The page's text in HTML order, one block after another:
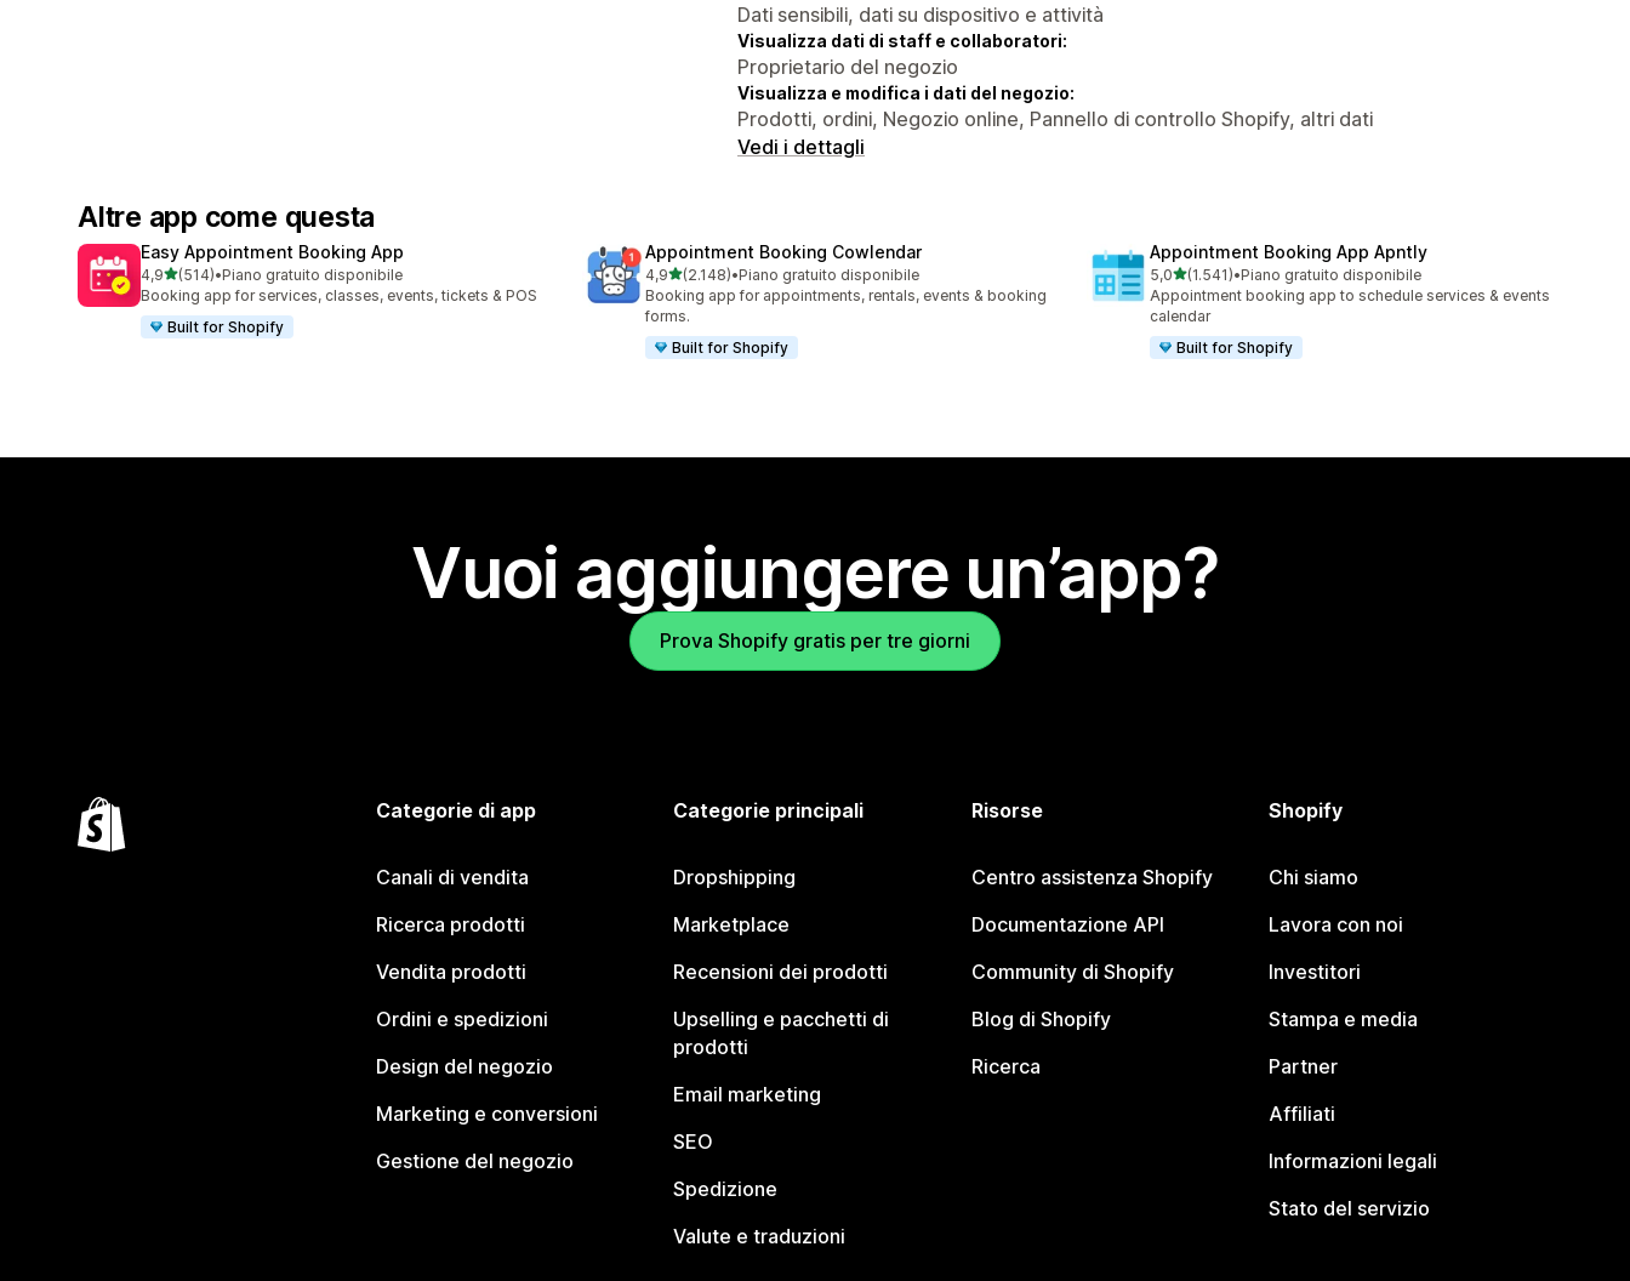
Dati sensibili, dati su dispositivo e attività
Visualizza dati di staff e collaboratori:
Proprietario del negozio
Visualizza e modifica i dati del negozio:
Prodotti, ordini, Negozio online, Pannello di controllo Shopify, altri dati
Vedi i dettagli
Altre app come questa
Easy Appointment Booking App
4,9stelle su 5
(514)
514 recensioni totali
•Piano gratuito disponibile
Booking app for services, classes, events, tickets & POS
Built for Shopify
Appointment Booking Cowlendar
4,9stelle su 5
(2.148)
2148 recensioni totali
•Piano gratuito disponibile
Booking app for appointments, rentals, events & booking
forms.
Built for Shopify
Appointment Booking App Apntly
5,0stelle su 5
(1.541)
1541 recensioni totali
•Piano gratuito disponibile
Appointment booking app to schedule services & events
calendar
Built for Shopify
Vuoi aggiungere un’app?
Prova Shopify gratis per tre giorni
Categorie di app
Canali di vendita
Ricerca prodotti
Vendita prodotti
Ordini e spedizioni
Design del negozio
Marketing e conversioni
Gestione del negozio
Categorie principali
Dropshipping
Marketplace
Recensioni dei prodotti
Upselling e pacchetti di
prodotti
Email marketing
SEO
Spedizione
Valute e traduzioni
Risorse
Centro assistenza Shopify
Documentazione API
Community di Shopify
Blog di Shopify
Ricerca
Shopify
Chi siamo
Lavora con noi
Investitori
Stampa e media
Partner
Affiliati
Informazioni legali
Stato del servizio